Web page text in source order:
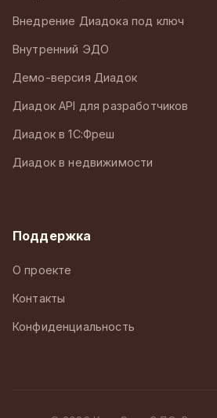
Внедрение Диадока под ключ
Внутренний ЭДО
Демо-версия Диадок
Диадок API для разработчиков
Диадок в 1С:Фреш
Диадок в недвижимости
Поддержка
О проекте
Контакты
Конфиденциальность